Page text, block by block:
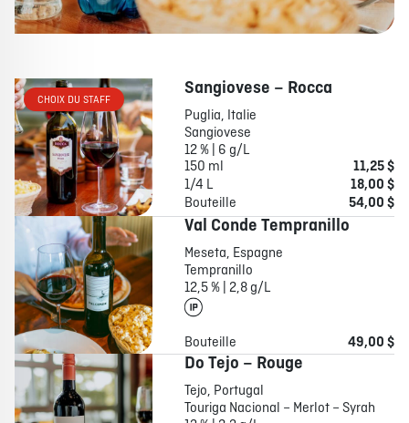
CHOIX DU STAFF
Sangiovese – Rocca
Puglia, Italie
Sangiovese
12 % | 6 g/L
150 ml
11,25 $
1/4 L
18,00 $
Bouteille
54,00 $
Val Conde Tempranillo
Meseta, Espagne
Tempranillo
12,5 % | 2,8 g/L
Bouteille 49,00 $
Do Tejo – Rouge
Tejo, Portugal
Touriga Nacional – Merlot – Syrah